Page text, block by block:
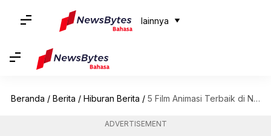
lainnya
Beranda / Berita / Hiburan Berita / 5 Film Animasi Terbaik di Netflix
ADVERTISEMENT